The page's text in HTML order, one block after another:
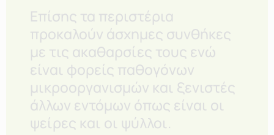
Επίσης τα περιστέρια
προκαλούν άσχημες συνθήκες
με τις ακαθαρσίες τους ενώ
είναι φορείς παθογόνων
μικροοργανισμών και ξενιστές
άλλων εντόμων όπως είναι οι
ψείρες και οι ψύλλοι.